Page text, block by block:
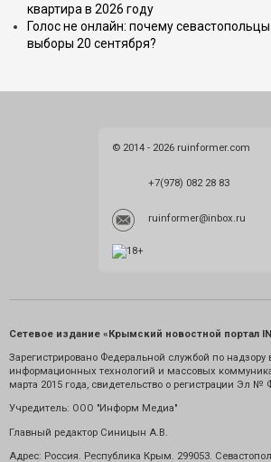
квартира в 2026 году
Голос не онлайн: почему
выборы 20 сентября?
© 2014 - 2026 ruinformer.com
+7(978) 082 28 83
ruinformer@inbox.ru
Сетевое издание «Крымский новостной портал
Зарегистрировано Федеральной службой по надзору
информационных технологий и массовых
марта 2015 года, свидетельство о регистрации Эл №
Учредитель: ООО "Информ Медиа"
Главный редактор Синицын А.В.
Адрес: Россия. Республика Крым. 299053.